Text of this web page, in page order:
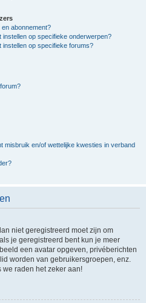
abonnement?
op specifieke onderwerpen?
instellen op specifieke forums?
misbruik en/of wettelijke kwesties in verband
niet geregistreerd moet zijn om
je geregistreerd bent kun je meer
een avatar opgeven, privéberichten
worden van gebruikersgroepen, enz.
we raden het zeker aan!